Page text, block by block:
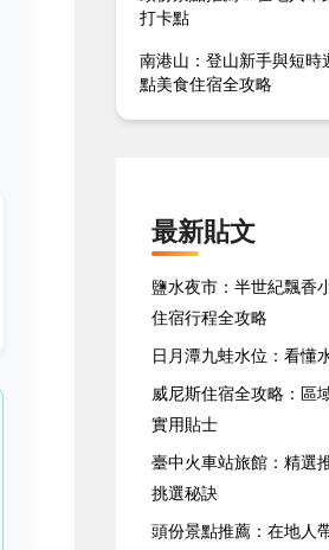
打卡點
南港山：登山新手與短時
點美食住宿全攻略
最新貼文
鹽水夜市：半世紀飄香
住宿行程全攻略
日月潭九蛙水位：看懂
威尼斯住宿全攻略：區
實用貼士
臺中火車站旅館：精選
挑選秘訣
頭份景點推薦：在地人